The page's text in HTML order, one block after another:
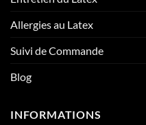
Allergies au Latex
Suivi de Commande
Blog
INFORMATIONS